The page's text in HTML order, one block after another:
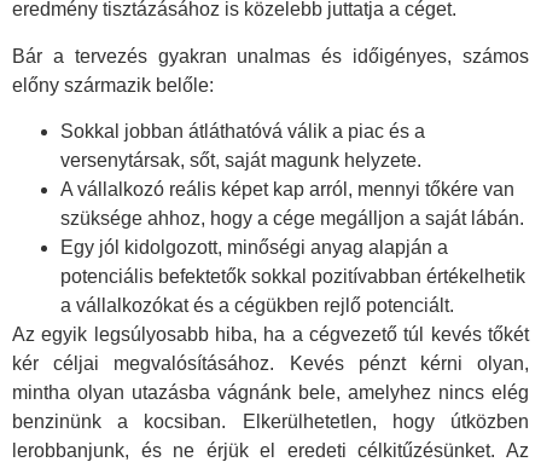
eredmény tisztázásához is közelebb juttatja a céget.
Bár a tervezés gyakran unalmas és időigényes, számos
előny származik belőle:
Sokkal jobban átláthatóvá válik a piac és a
versenytársak, sőt, saját magunk helyzete.
A vállalkozó reális képet kap arról, mennyi tőkére van
szüksége ahhoz, hogy a cége megálljon a saját lábán.
Egy jól kidolgozott, minőségi anyag alapján a
potenciális befektetők sokkal pozitívabban értékelhetik
a vállalkozókat és a cégükben rejlő potenciált.
Az egyik legsúlyosabb hiba, ha a cégvezető túl kevés tőkét
kér céljai megvalósításához. Kevés pénzt kérni olyan,
mintha olyan utazásba vágnánk bele, amelyhez nincs elég
benzinünk a kocsiban. Elkerülhetetlen, hogy útközben
lerobbanjunk, és ne érjük el eredeti célkitűzésünket. Az